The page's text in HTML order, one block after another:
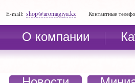
E-mail: shop@aromagiya.kz Контактные
О компании